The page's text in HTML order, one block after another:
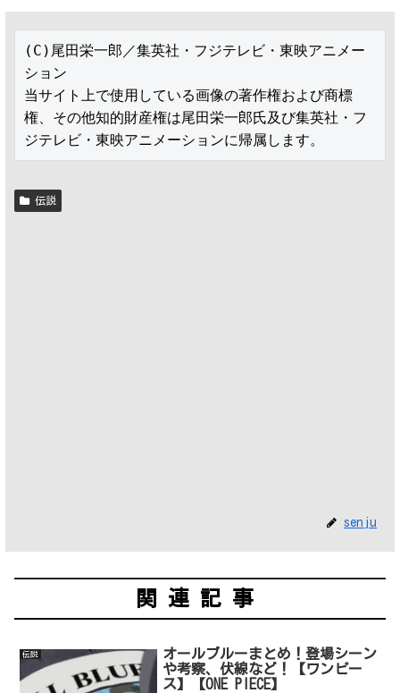
(C)尾田栄一郎／集英社・フジテレビ・東映アニメー
ション
当サイト上で使用している画像の著作権および商標
権、その他知的財産権は尾田栄一郎氏及び集英社・フ
ジテレビ・東映アニメーションに帰属します。
伝説
senju
関連記事
伝説
オールブルーまとめ！登場シーン
や考察、伏線など！【ワンピー
ス】【ONE PIECE】